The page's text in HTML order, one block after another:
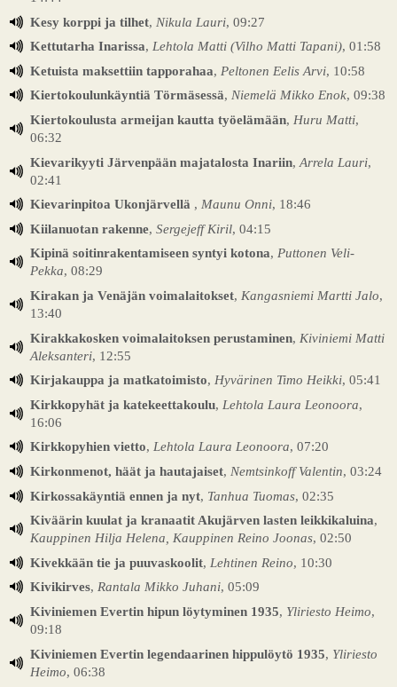
Kesy korppi ja tilhet, Nikula Lauri, 09:27
Kettutarha Inarissa, Lehtola Matti (Vilho Matti Tapani), 01:58
Ketuista maksettiin tapporahaa, Peltonen Eelis Arvi, 10:58
Kiertokoulunkäyntiä Törmäsessä, Niemelä Mikko Enok, 09:38
Kiertokoulusta armeijan kautta työelämään, Huru Matti,
06:32
Kievarikyyti Järvenpään majatalosta Inariin, Arrela Lauri,
02:41
Kievarinpitoa Ukonjärvellä , Maunu Onni, 18:46
Kiilanuotan rakenne, Sergejeff Kiril, 04:15
Kipinä soitinrakentamiseen syntyi kotona, Puttonen Veli-
Pekka, 08:29
Kirakan ja Venäjän voimalaitokset, Kangasniemi Martti Jalo,
13:40
Kirakkakosken voimalaitoksen perustaminen, Kiviniemi Matti
Aleksanteri, 12:55
Kirjakauppa ja matkatoimisto, Hyvärinen Timo Heikki, 05:41
Kirkkopyhät ja katekeettakoulu, Lehtola Laura Leonoora,
16:06
Kirkkopyhien vietto, Lehtola Laura Leonoora, 07:20
Kirkonmenot, häät ja hautajaiset, Nemtsinkoff Valentin, 03:24
Kirkossakäyntiä ennen ja nyt, Tanhua Tuomas, 02:35
Kiväärin kuulat ja kranaatit Akujärven lasten leikkikaluina,
Kauppinen Hilja Helena, Kauppinen Reino Joonas, 02:50
Kivekkään tie ja puuvaskoolit, Lehtinen Reino, 10:30
Kivikirves, Rantala Mikko Juhani, 05:09
Kiviniemen Evertin hipun löytyminen 1935, Yliriesto Heimo,
09:18
Kiviniemen Evertin legendaarinen hippulöytö 1935, Yliriesto
Heimo, 06:38